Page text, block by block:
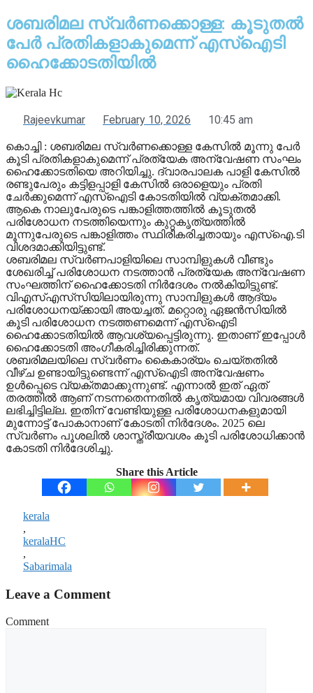
ശബരിമല സ്വര്‍ണക്കൊള്ള: കൂടുതല്‍
പേർ പ്രതികളാകുമെന്ന് എസ്‌ഐടി
ഹൈക്കോടതിയില്‍
Rajeevkumar February 10, 2026 10:45 am
കൊച്ചി : ശബരിമല സ്വര്‍ണക്കൊള്ള കേസില്‍ മൂന്നു പേര്‍
കൂടി പ്രതികളാകുമെന്ന് പ്രത്യേക അന്വേഷണ സംഘം
ഹൈക്കോടതിയെ അറിയിച്ചു. ദ്വാരപാലക പാളി കേസില്‍
രണ്ടുപേരും കട്ടിളപ്പാളി കേസില്‍ ഒരാളെയും പ്രതി
ചേര്‍ക്കുമെന്ന് എസ്‌ഐടി കോടതിയില്‍ വ്യക്തമാക്കി.
ആകെ നാലുപേരുടെ പങ്കാളിത്തത്തില്‍ കൂടുതല്‍
പരിശോധന നടത്തിയെന്നും കുറ്റകൃത്യത്തില്‍
മൂന്നുപേരുടെ പങ്കാളിത്തം സ്ഥിരീകരിച്ചതായും എസ്‌ഐ.ടി
വിശദമാക്കിയിട്ടുണ്ട്.
ശബരിമല സ്വര്‍ണപാളിയിലെ സാമ്പിളുകള്‍ വീണ്ടും
ശേഖരിച്ച് പരിശോധന നടത്താന്‍ പ്രത്യേക അന്വേഷണ
സംഘത്തിന് ഹൈക്കോടതി നിര്‍ദേശം നല്‍കിയിട്ടുണ്ട്.
വിഎസ്എസ്‌സിയിലായിരുന്നു സാമ്പിളുകള്‍ ആദ്യം
പരിശോധനയ്ക്കായി അയച്ചത്. മറ്റൊരു ഏജന്‍സിയില്‍
കൂടി പരിശോധന നടത്തണമെന്ന് എസ്ഐടി
ഹൈക്കോടതിയില്‍ ആവശ്യപ്പെട്ടിരുന്നു. ഇതാണ് ഇപ്പോള്‍
ഹൈക്കോടതി അംഗീകരിച്ചിരിക്കുന്നത്.
ശബരിമലയിലെ സ്വര്‍ണം കൈകാര്യം ചെയ്തതില്‍
വീഴ്ച ഉണ്ടായിട്ടുണ്ടെന്ന് എസ്ഐടി അന്വേഷണം
ഉള്‍പ്പെടെ വ്യക്തമാക്കുന്നുണ്ട്. എന്നാല്‍ ഇത് ഏത്
തരത്തില്‍ ആണ് നടന്നതെന്നതില്‍ കൃത്യമായ വിവരങ്ങള്‍
ലഭിച്ചിട്ടില്ല. ഇതിന് വേണ്ടിയുള്ള പരിശോധനകളുമായി
മുന്നോട്ട് പോകാനാണ് കോടതി നിര്‍ദേശം. 2025 ലെ
സ്വര്‍ണം പൂശലില്‍ ശാസ്ത്രീയവശം കൂടി പരിശോധിക്കാന്‍
കോടതി നിര്‍ദേശിച്ചു.
Share this Article
kerala
,
keralaHC
,
Sabarimala
Leave a Comment
Comment